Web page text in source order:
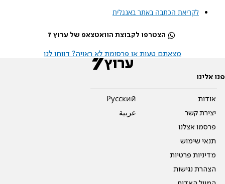
לקריאת הכתבה באתר באנגלית
הצטרפו לקבוצת הוואטצאפ של ערוץ 7
מצאתם טעות או פרסומת לא ראויה? דווחו לנו
פנו אלינו
אודות
יצירת קשר
פרסמו אצלנו
תנאי שימוש
מדיניות פרטיות
הצהרת נגישות
Pусский
عربية